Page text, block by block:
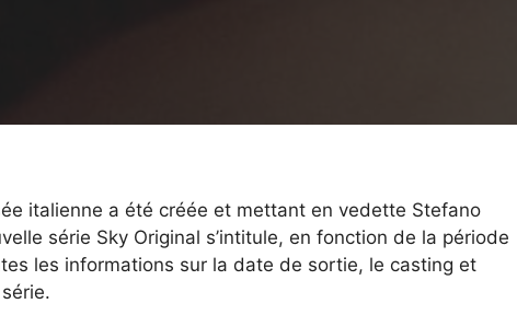
italienne a été créée et mettant en vedette Stefano
série Sky Original s’intitule, en fonction de la période
les informations sur la date de sortie, le casting et